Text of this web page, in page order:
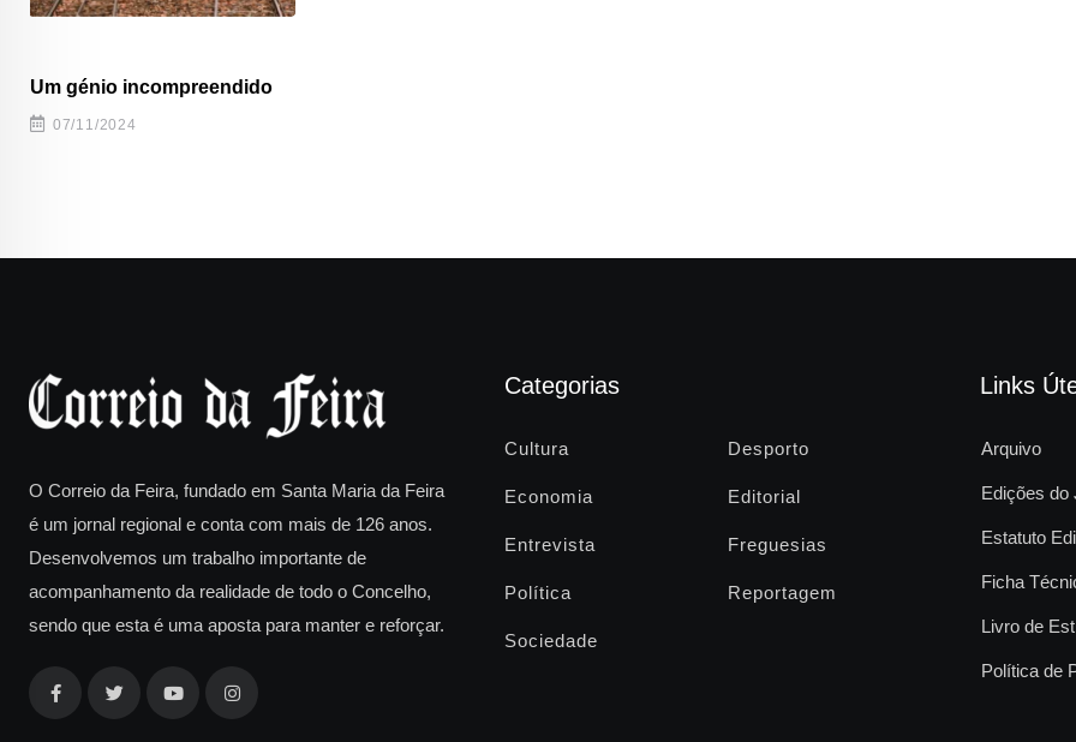
Um génio incompreendido
07/11/2024
O Correio da Feira, fundado em Santa Maria da Feira
é um jornal regional e conta com mais de 126 anos.
Desenvolvemos um trabalho importante de
acompanhamento da realidade de todo o Concelho,
sendo que esta é uma aposta para manter e reforçar.
Categorias
Cultura Desporto
Economia Editorial
Entrevista Freguesias
Política Reportagem
Sociedade
Links
Arquivo
Edições do
Estatuto
Ficha
Livro de
Política de